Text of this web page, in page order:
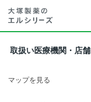
取扱い医療機関・店舗
マップを見る